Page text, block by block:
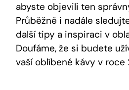
⁢abyste⁣ objevili ten
Průběžně i nadále
další ‌tipy a inspiraci v
Doufáme, že‍ si ‌budete
vaší ⁢oblíbené‍ kávy v roce⁣